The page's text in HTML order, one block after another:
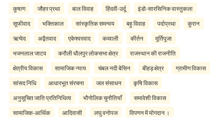
कुषाण जौहर प्रथा बाल विवाह हिंदवी-उर्दू इंडो-सारसिनिक वास्तुकला
सूफीवाद भक्तिकाल सांस्कृतिक समन्वय बहु विवाह पर्दाप्रथा कुरान
ऋग्वेद अद्वैतवाद एकेश्वरवाद कव्वाली कीर्तन मूर्तिपूजा
भजनलाल जाटव करौली धौलपुर लोकसभा क्षेत्र राजस्थान की राजनीति
क्षेत्रीय विकास सामाजिक न्याय चंबल नदी बेसिन बीहड़ क्षेत्र ग्रामीण विकास
सांसद निधि आधारभूत संरचना जल संसाधन कृषि विकास
अनुसूचित जाति प्रतिनिधित्व भौगोलिक चुनौतियाँ समावेशी विकास
सामाजिक-आर्थिक आदिवासी लघु वनोपज विपणन में योगदान ।